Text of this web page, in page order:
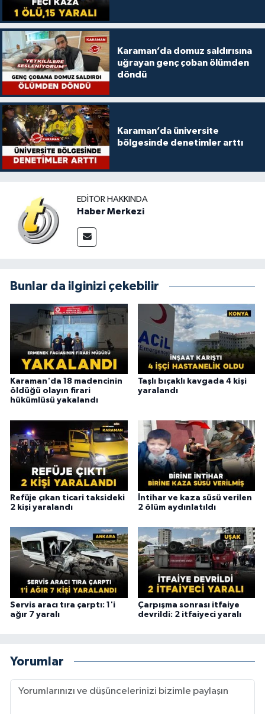
Karaman’da domuz saldırısına
uğrayan genç çoban ölümden
döndü
Karaman’da üniversite
bölgesinde denetimler arttı
EDITÖR HAKKINDA
Haber Merkezi
Bunlar da ilginizi çekebilir
Karaman'da 18 madencinin
öldüğü olayın firari
hükümlüsü yakalandı
Taşlı bıçaklı kavgada 4 kişi
yaralandı
Refüje çıkan ticari taksideki
2 kişi yaralandı
İntihar ve kaza süsü verilen
2 ölüm aydınlatıldı
Servis aracı tıra çarptı: 1'i
ağır 7 yaralı
Çarpışma sonrası itfaiye
devrildi: 2 itfaiyeci yaralı
Yorumlar